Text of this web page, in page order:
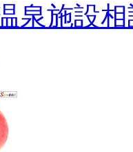
泉施設